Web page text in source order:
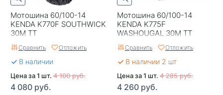
Мотошина 60/100-14
KENDA K770F SOUTHWICK
30M TT
Сравнить Отложить
В наличии
Цена за 1 шт. 4 100 руб.
4 080 руб.
Мотошина 60/100-14
KENDA K775F
WASHOUGAL 30M TT
Сравнить Отложить
В наличии 2 шт
Цена за 1 шт. 4 285 руб.
4 260 руб.